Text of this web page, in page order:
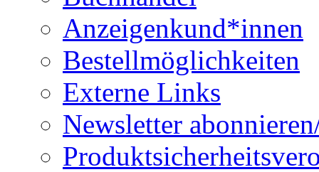
Anzeigenkund*innen
Bestellmöglichkeiten
Externe Links
Newsletter